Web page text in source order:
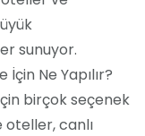
sunuyor.
Ne Yapılır?
birçok seçenek
canlı